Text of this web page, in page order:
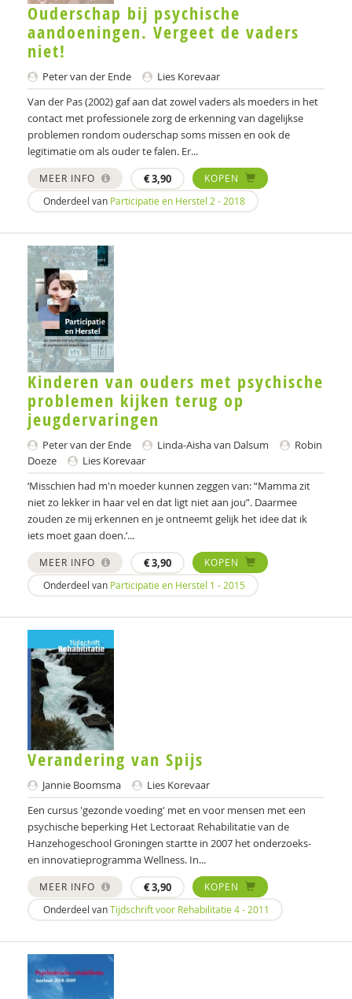
met antwoord van Karien van Roermund
Bente Appelhof
Marleen Arends
Janneke Ariaans
Drs. Arie Hordijk
Martijn Arns
THEO ARP GUUS VAN MAURIK
Ildeniz Arslan
Nicole Arts
Phildy Asamoah
Jolanda Asmoredjo
Diverse auteurs
Naima Azough
Anneloes van Baar
Andries Baart
Ingrid Baart
Herman Baartman
Liesbeth Baas
Marie-Antoinette Bäckes
Michiel Bahler
Leonie Bais
Meike Bak
Dirk Bakker
Marijn van Ballegooijen
Maria Baltag
Ansam Barakat
Janny Barends
Janny Barends
Laura Batstra
Dorine Bauduin
Ouderschap bij psychische
aandoeningen. Vergeet de vaders
niet!
Peter van der Ende
Lies Korevaar
Van der Pas (2002) gaf aan dat zowel vaders als moeders in het
contact met professionele zorg de erkenning van dagelijkse
problemen rondom ouderschap soms missen en ook de
legitimatie om als ouder te falen. Er...
MEER INFO €3,90
KOPEN
Onderdeel van Participatie en Herstel 2 - 2018
Kinderen van ouders met psychische
problemen kijken terug op
jeugdervaringen
Peter van der Ende Linda-Aisha van Dalsum
Robin
Doeze
Lies Korevaar
‘Misschien had m'n moeder kunnen zeggen van: “Mamma zit
niet zo lekker in haar vel en dat ligt niet aan jou”. Daarmee
zouden ze mij erkennen en je ontneemt gelijk het idee dat ik
iets moet gaan doen.’...
MEER INFO €3,90
KOPEN
Onderdeel van Participatie en Herstel 1 - 2015
Verandering van Spijs
Jannie Boomsma
Lies Korevaar
Een cursus 'gezonde voeding' met en voor mensen met een
psychische beperking Het Lectoraat Rehabilitatie van de
Hanzehogeschool Groningen startte in 2007 het onderzoeks-
en innovatieprogramma Wellness. In...
MEER INFO €3,90
KOPEN
Onderdeel vanTijdschrift voor Rehabilitatie 4 - 2011